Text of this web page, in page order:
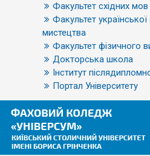
Факультет східних мов
Факультет української
мистецтва
Факультет фізичного
Докторська школа
Інститут
Портал Університету